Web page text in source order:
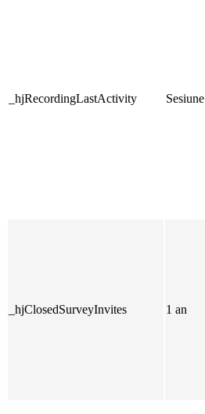
_hjRecordingLastActivity Sesiune
_hjClosedSurveyInvites 1 an